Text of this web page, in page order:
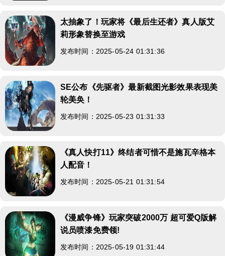
太抽象了！玩家将《最后生还者》真人版艾
莉形象替换至游戏
发布时间：2025-05-24 01:31:36
SE公布《先驱者》最新截图光影效果表现美
轮美奂！
发布时间：2025-05-23 01:31:33
《真人快打11》终结者可惜不是施瓦辛格本
人配音！
发布时间：2025-05-21 01:31:54
《漫威争锋》玩家突破2000万 超可爱Q版解
说员喷漆免费领!
发布时间：2025-05-19 01:31:44